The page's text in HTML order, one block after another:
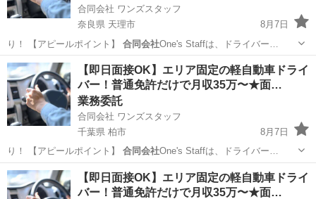
合同会社 ワンズスタッフ
奈良県 天理市
8月7日
り！ 【アピールポイント】 合同会社One's Staffは、ドライバー…
奈良 天理市 ドライバー 置き配
【即日面接OK】エリア固定の軽自動車ドライ
バー！普通免許だけで月収35万〜★面…
業務委託
合同会社 ワンズスタッフ
千葉県 柏市
8月7日
り！ 【アピールポイント】 合同会社One's Staffは、ドライバー…
千葉 柏市 ドライバー 置き配
【即日面接OK】エリア固定の軽自動車ドライ
バー！普通免許だけで月収35万〜★面…